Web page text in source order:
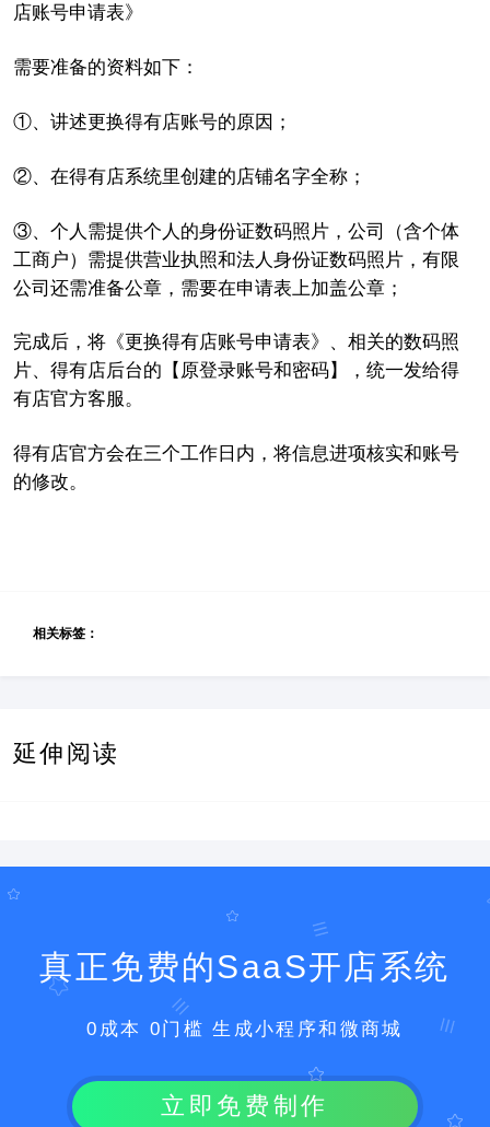
店账号申请表》
需要准备的资料如下：
①、讲述更换得有店账号的原因；
②、在得有店系统里创建的店铺名字全称；
③、个人需提供个人的身份证数码照片， 公司（含个体
工商户）需提供营业执照和法人身份证数码照片，有限
公司还需准备公章，需要在申请表上加盖公章；
完成后，将《更换得有店账号申请表》、相关的数码照
片、 得有店后台的【原登录账号和密码】，统一发给得
有店官方客服。
得有店官方会在三个工作日内，将信息进项核实和账号
的修改。
相关标签：
延伸阅读
真正免费的SaaS开店系统
0成本 0门槛 生成小程序和微商城
立即免费制作